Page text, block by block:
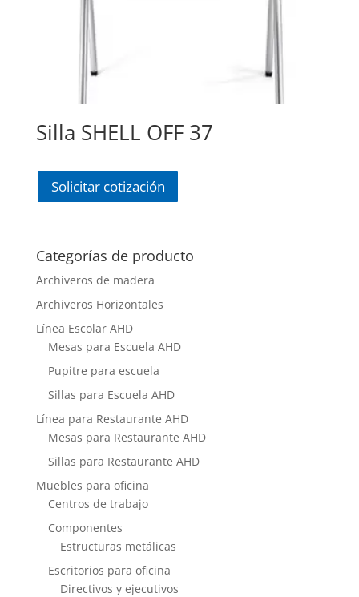
Silla SHELL OFF 37
Solicitar cotización
Categorías de producto
Archiveros de madera
Archiveros Horizontales
Línea Escolar AHD
Mesas para Escuela AHD
Pupitre para escuela
Sillas para Escuela AHD
Línea para Restaurante AHD
Mesas para Restaurante AHD
Sillas para Restaurante AHD
Muebles para oficina
Centros de trabajo
Componentes
Estructuras metálicas
Escritorios para oficina
Directivos y ejecutivos